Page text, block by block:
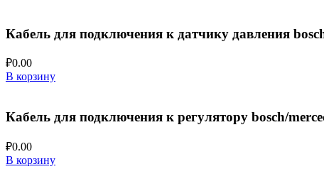
Кабель для подключения к датчику давления
₽0.00
В корзину
Кабель для подключения к регулятору bosch/
₽0.00
В корзину